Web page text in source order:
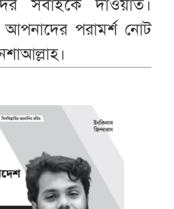
সবাইকে দাওয়াত।
পরামর্শ নোট